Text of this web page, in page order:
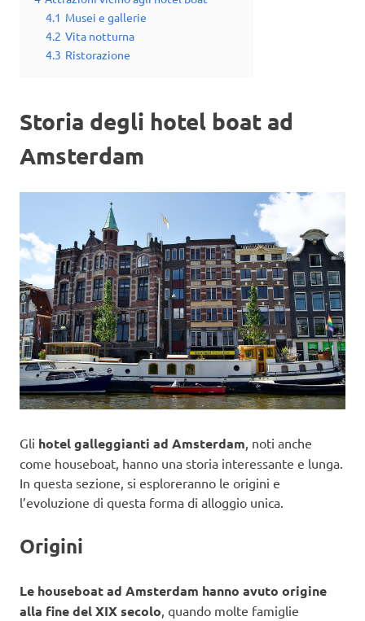
4.1 Musei e gallerie
4.2 Vita notturna
4.3 Ristorazione
Storia degli hotel boat ad
Amsterdam
Gli hotel galleggianti ad Amsterdam , noti anche
come houseboat, hanno una storia interessante e lunga.
In questa sezione, si esploreranno le origini e
l’evoluzione di questa forma di alloggio unica.
Origini
Le houseboat ad Amsterdam hanno avuto origine
alla fine del XIX secolo , quando molte famiglie